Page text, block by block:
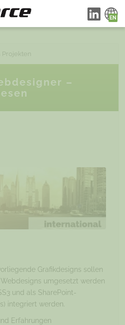
–
Grafikdesigns sollen
umgesetzt werden
und als SharePoint-
integriert werden.
Erfahrungen